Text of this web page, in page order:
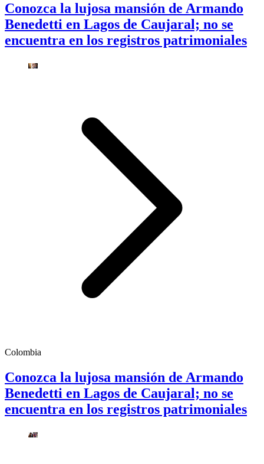
Conozca la lujosa mansión de Armando
Benedetti en Lagos de Caujaral; no se
encuentra en los registros patrimoniales
Colombia
Conozca la lujosa mansión de Armando
Benedetti en Lagos de Caujaral; no se
encuentra en los registros patrimoniales